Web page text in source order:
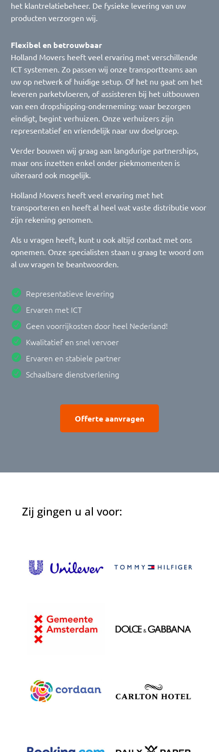
het klantrelatiebeheer. De fysieke levering van uw
producten verzorgen wij.
Flexibel en betrouwbaar
Holland Movers heeft veel ervaring met verschillende
ICT systemen. Zo passen wij onze transportteams aan
uw op netwerk of huidige setup. Of het nu gaat om het
leveren parketvloeren, of assisteren bij het uitbouwen
van een dropshipping-onderneming: waar bezorgen
eindigt, begint verhuizen. Onze verhuizers zijn
representatief en vriendelijk naar uw doelgroep.
Verder bouwen wij graag aan langdurige partnerships,
maar ons inzetten enkel onder piekmomenten is
uiteraard ook mogelijk.
Holland Movers heeft veel ervaring met het
transporteren en heeft al heel wat vaste distributie voor
zijn rekening genomen.
Als u vragen heeft, kunt u ook altijd contact met ons
opnemen. Onze specialisten staan u graag te woord om
al uw vragen te beantwoorden.
Representatieve levering
Ervaren met ICT
Geen voorrijkosten door heel Nederland!
Kwalitatief en snel vervoer
Ervaren en stabiele partner
Schaalbare dienstverlening
Offerte aanvragen
Zij gingen u al voor: